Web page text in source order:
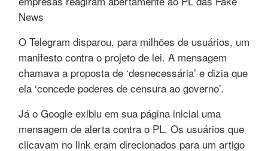
News
O Telegram disparou, para milhões de usuários, um
manifesto contra o projeto de lei. A mensagem
chamava a proposta de ‘desnecessária’ e dizia que
ela ‘concede poderes de censura ao governo’.
Já o Google exibiu em sua página inicial uma
mensagem de alerta contra o PL. Os usuários que
clicavam no link eram direcionados para um artigo